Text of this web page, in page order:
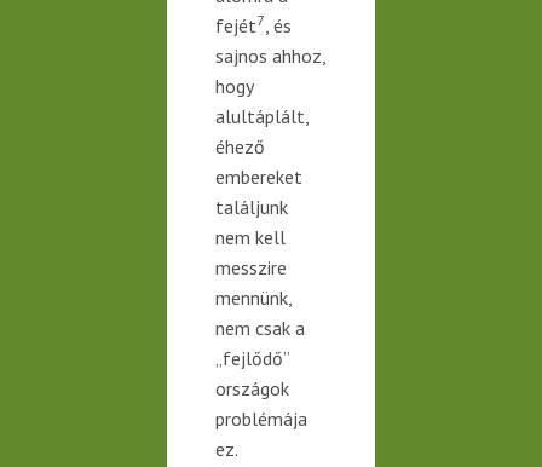
fejét7 , és
sajnos ahhoz,
hogy
alultáplált,
éhező
embereket
találjunk
nem kell
messzire
mennünk,
nem csak a
„fejlődő”
országok
problémája
ez.